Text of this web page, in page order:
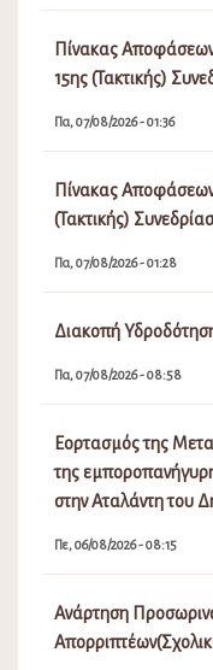
Πίνακας
15ης (Τακτικής)
Πα, 07/08/2026 - 01:36
Πίνακας
(Τακτικής)
Πα, 07/08/2026 - 01:28
Διακοπή
Πα, 07/08/2026 - 08:58
Εορτασμός της
της
στην Αταλάντη του
Πε, 06/08/2026 - 08:15
Ανάρτηση